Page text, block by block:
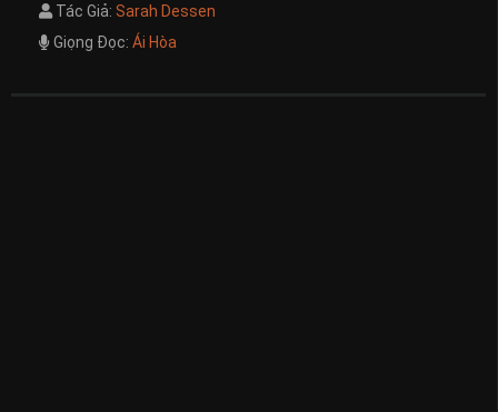
Tác Giả: Sarah Dessen
Giọng Đọc: Ái Hòa